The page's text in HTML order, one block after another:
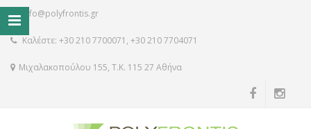
info@polyfrontis.gr
Καλέστε: +30 210 7700071, +30 210 7704071
Μιχαλακοπούλου 155, Τ.Κ. 115 27 Αθήνα